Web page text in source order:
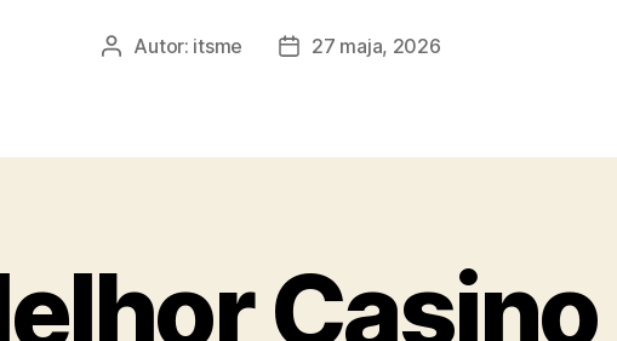
AutorAutor: itsme
Data27 maja, 2026
Casino